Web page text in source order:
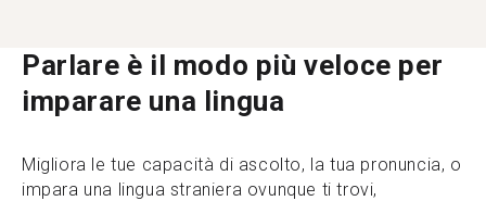
Parlare è il modo più veloce per
imparare una lingua
Migliora le tue capacità di ascolto, la tua pronuncia, o
impara una lingua straniera ovunque ti trovi,